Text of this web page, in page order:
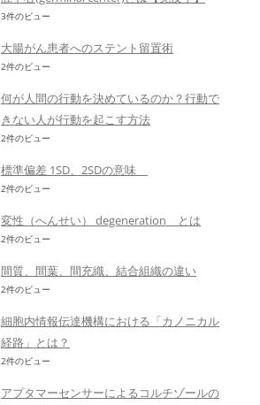
3件のビュー
大腸がん患者へのステント留置術
2件のビュー
何が人間の行動を決めているのか？行動で
きない人が行動を起こす方法
2件のビュー
標準偏差 1SD、2SDの意味
2件のビュー
変性（へんせい） degeneration とは
2件のビュー
間質、間葉、間充織、結合組織の違い
2件のビュー
細胞内情報伝達機構における「カノニカル
経路」とは？
2件のビュー
アプタマーセンサーによるコルチゾールの